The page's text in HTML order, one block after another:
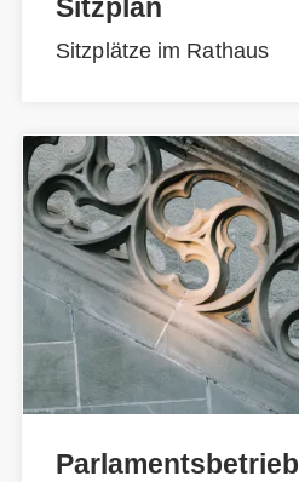
Sitzplan
Sitzplätze im Rathaus
Parlamentsbetrieb